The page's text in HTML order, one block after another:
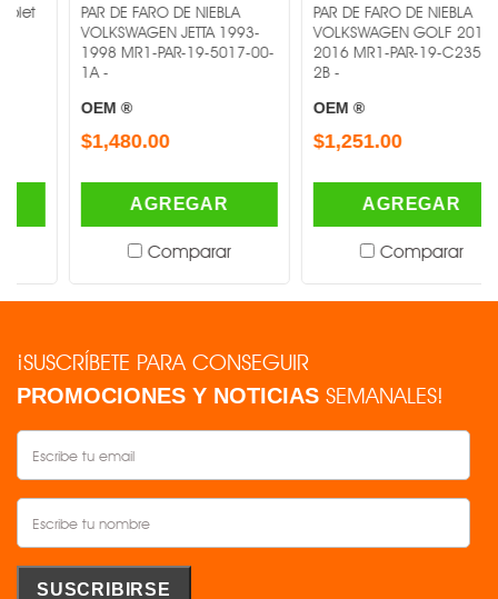
PAR DE FARO DE NIEBLA
VOLKSWAGEN JETTA 1993-
1998 MR1-PAR-19-5017-00-
OEM ®
$1,480.00
AGREGAR
Comparar
PAR DE FARO DE NIEBLA
VOLKSWAGEN GOLF 2015-
2016 MR1-PAR-19-C235-05-
OEM ®
$1,251.00
AGREGAR
Comparar
¡SUSCRÍBETE PARA CONSEGUIR
PROMOCIONES Y NOTICIAS SEMANALES!